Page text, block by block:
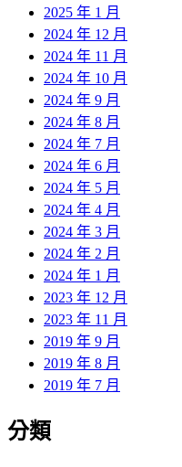
2025 年 1 月
2024 年 12 月
2024 年 11 月
2024 年 10 月
2024 年 9 月
2024 年 8 月
2024 年 7 月
2024 年 6 月
2024 年 5 月
2024 年 4 月
2024 年 3 月
2024 年 2 月
2024 年 1 月
2023 年 12 月
2023 年 11 月
2019 年 9 月
2019 年 8 月
2019 年 7 月
分類